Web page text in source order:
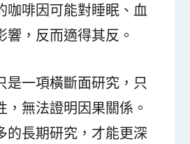
咖啡因可能對睡眠、血
響，反而適得其反。
是一項橫斷面研究，只
，無法證明因果關係。
的長期研究，才能更深